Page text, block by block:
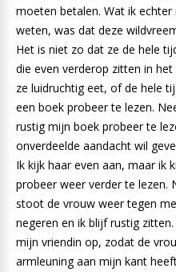
moeten betalen. Wat ik
weten, was dat deze
Het is niet zo dat ze de hele
die even verderop zitten in
ze luidruchtig eet, of de hele
een boek probeer te lezen.
rustig mijn boek probeer te
onverdeelde aandacht wil
Ik kijk haar even aan, maar ik
probeer weer verder te lezen.
stoot de vrouw weer tegen
negeren en ik blijf rustig
mijn vriendin op, zodat de
armleuning aan mijn kant